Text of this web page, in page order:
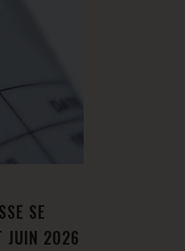
SE
JUIN 2026